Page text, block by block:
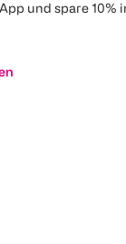
und spare 10%